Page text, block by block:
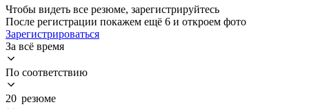
Чтобы видеть все резюме, зарегистрируйтесь
После регистрации покажем ещё 6 и откроем фото
Зарегистрироваться
За всё время
По соответствию
20 резюме